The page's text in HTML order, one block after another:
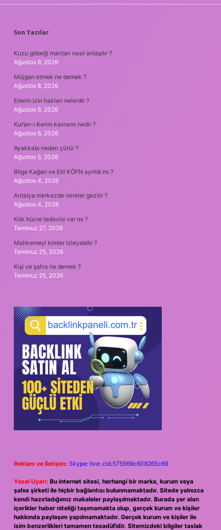
SIDEBAR
Son Yazılar
Kuzu göbeği mantarı nasıl anlaşılır ?
Ağustos 8, 2026
Müjgan etmek ne demek ?
Ağustos 8, 2026
Erlerin izin hakları nelerdir ?
Ağustos 6, 2026
Kur’an-ı Kerim kavramı nedir ?
Ağustos 6, 2026
Ayakkabı neden çürür ?
Ağustos 5, 2026
Bilge Kağan ve Etil KÖFN ayrıldı mı ?
Ağustos 4, 2026
Antalya merkezde nereler gezilir ?
Ağustos 4, 2026
Kök hücre tedavisi var mı ?
Temmuz 27, 2026
Mahkemeyi kimler izleyebilir ?
Temmuz 25, 2026
Kişi ve şahıs ne demek ?
Temmuz 25, 2026
Reklam ve İletişim: Skype: live:.cid.575569c608265c69
Yasal Uyarı: Bu internet sitesi, herhangi bir marka, kurum veya
şahıs şirketi ile hiçbir bağlantısı bulunmamaktadır. Sitede yalnızca
kendi hazırladığımız makaleler paylaşılmaktadır. Burada yer alan
içerikler haber niteliği taşımamakta olup, gerçek kurum ve kişiler
hakkında paylaşım yapılmamaktadır. Gerçek kurum ve kişiler ile
isim benzerlikleri tamamen tesadüfidir. Sitemizdeki bilgiler taslak